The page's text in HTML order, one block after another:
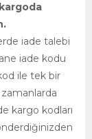
iade talebi
iade kodu
ile tek bir
kargo kodları